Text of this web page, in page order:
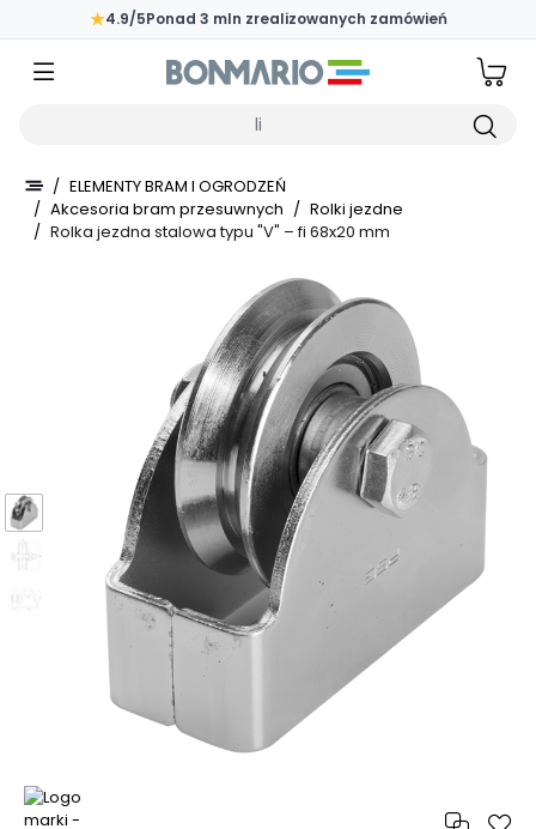
Przejdź do głównej zawartości strony
★4.9/5Ponad 3 mln zrealizowanych zamówień
/ ELEMENTY BRAM I OGRODZEŃ
/ Akcesoria bram przesuwnych / Rolki jezdne
/ Rolka jezdna stalowa typu "V" – fi 68x20 mm